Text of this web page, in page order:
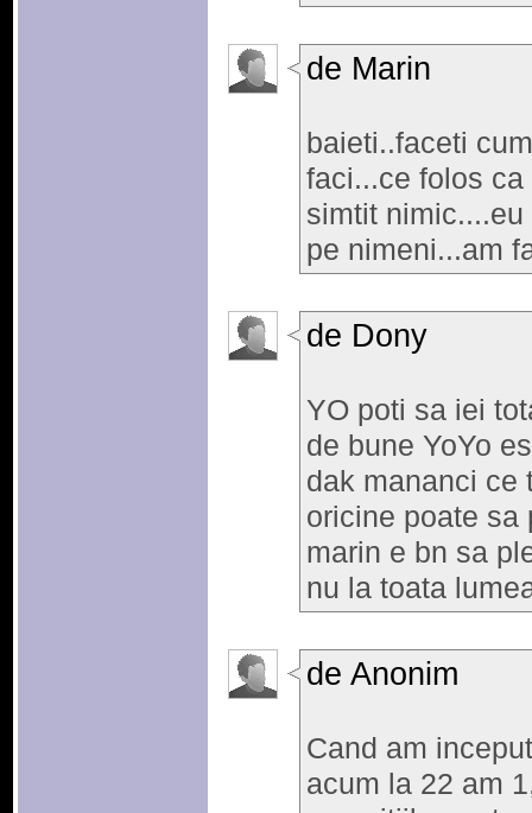
de Marin
baieti..faceti
faci...ce folos
simtit
pe nimeni...am
de Dony
YO poti sa iei
de bune YoYo
dak mananci ce
oricine poate sa
marin e bn sa
nu la toata
de Anonim
Cand am
acum la 22 am